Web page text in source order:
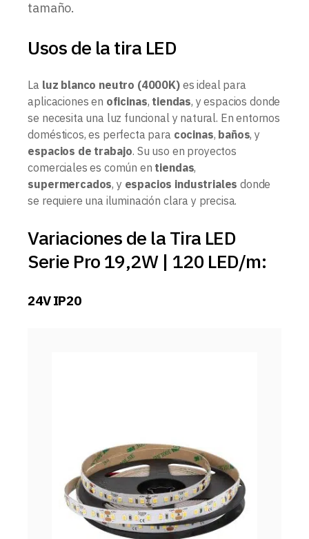
tamaño.
Usos de la tira LED
La luz blanco neutro (4000K)es ideal para
aplicaciones en oficinas, tiendas, y espacios donde
se necesita una luz funcional y natural. En entornos
domésticos, es perfecta para cocinas, baños, y
espacios de trabajo. Su uso en proyectos
comerciales es común en tiendas,
supermercados, y espacios industriales donde
se requiere una iluminación clara y precisa.
Variaciones de la Tira LED
Serie Pro 19,2W | 120 LED/m:
24V IP20